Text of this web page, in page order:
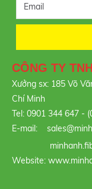
CÔNG TY
Xưởng sx: 185 Võ
Chí Minh
Tel: 0901 344 647 -
E-mail:
Website: